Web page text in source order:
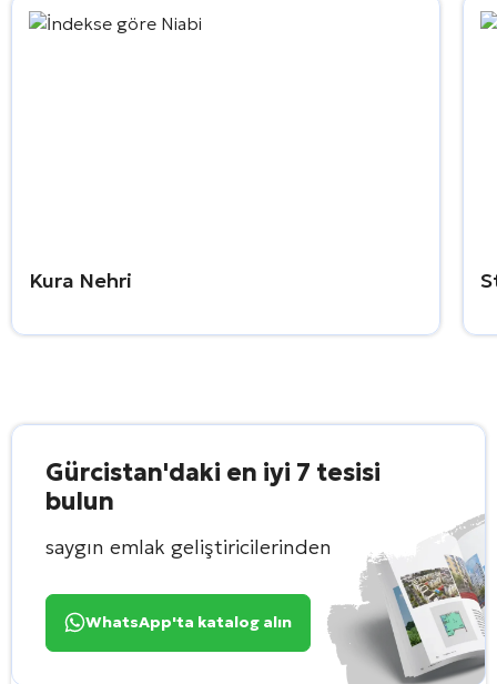
Kura Nehri
Gürcistan'daki en iyi 7 tesisi
bulun
saygın emlak geliştiricilerinden
WhatsApp'ta katalog alın